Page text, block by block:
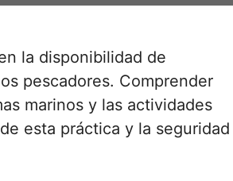
pescadores. Comprender
marinos y las actividades
esta práctica y la seguridad